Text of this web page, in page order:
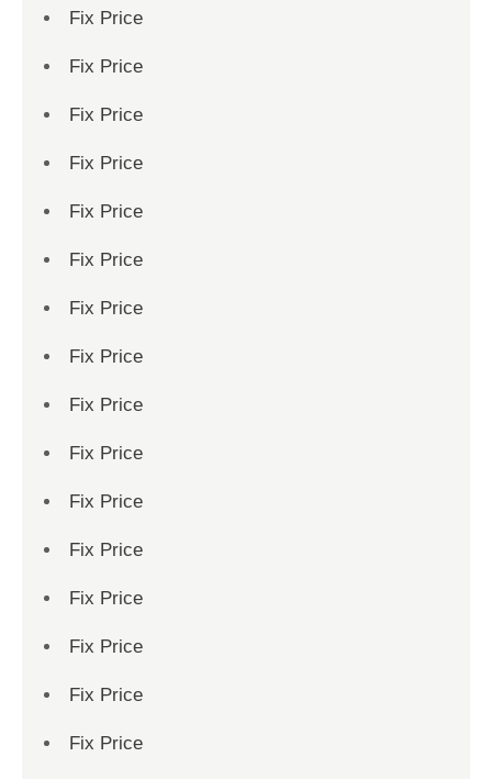
Fix Price
Fix Price
Fix Price
Fix Price
Fix Price
Fix Price
Fix Price
Fix Price
Fix Price
Fix Price
Fix Price
Fix Price
Fix Price
Fix Price
Fix Price
Fix Price